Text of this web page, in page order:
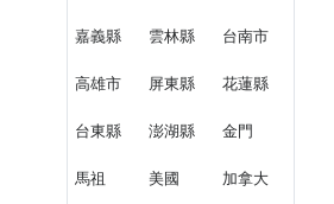
嘉義縣 雲林縣 台南市
高雄市 屏東縣 花蓮縣
台東縣 澎湖縣 金門
馬祖 美國 加拿大